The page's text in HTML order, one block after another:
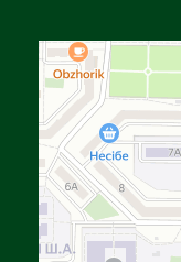
Яндекс Карталар —